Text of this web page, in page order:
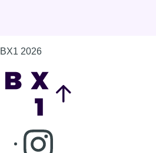
BX1 2026
Consulter page Instagram